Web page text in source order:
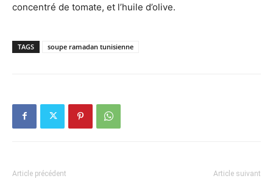
concentré de tomate, et l’huile d’olive.
TAGS soupe ramadan tunisienne
Article précédent Article suivant